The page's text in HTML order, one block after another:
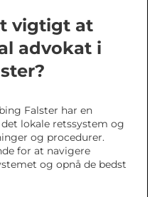
vigtigt at
advokat i
Falster har en
lokale retssystem og
og procedurer.
for at navigere
og opnå de bedst